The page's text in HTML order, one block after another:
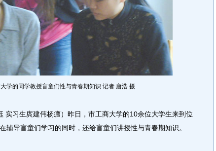
学的同学教授盲童们性与青春期知识 记者 唐浩 摄
习生庹建伟杨癑）昨日，市工商大学的10余位大学生来到位
辅导盲童们学习的同时，还给盲童们讲授性与青春期知识。